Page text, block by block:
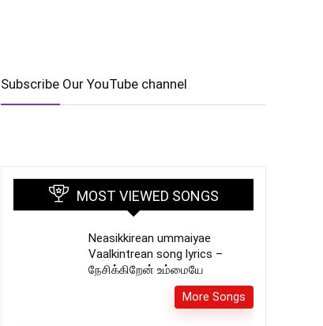
Subscribe Our YouTube channel
MOST VIEWED SONGS
Neasikkirean ummaiyae
Vaalkintrean song lyrics –
நேசிக்கிறேன் உம்மையே
More Songs